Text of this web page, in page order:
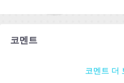
코멘트
코멘트 더